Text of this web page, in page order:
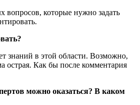
вопросов, которые нужно задать
знаний в этой области. Возможно,
острая. Как бы после комментария
можно оказаться? В каком